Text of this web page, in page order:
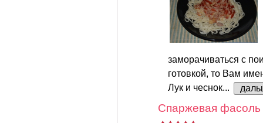
заморачиваться с
готовкой, то Вам
Лук и чеснок...
Спаржевая